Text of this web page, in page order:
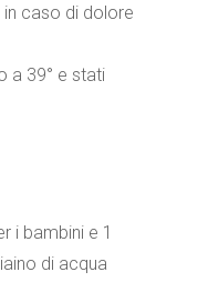
caso di dolore
a 39° e stati
i bambini e 1
di acqua